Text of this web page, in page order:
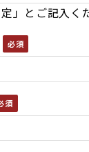
」とご記入く